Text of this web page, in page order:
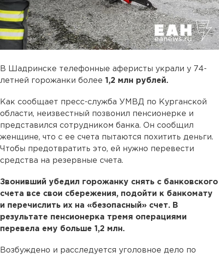
В Шадринске телефонные аферисты украли у 74-
летней горожанки более 1,2 млн рублей.
Как сообщает пресс-служба УМВД по Курганской
области, неизвестный позвонил пенсионерке и
представился сотрудником банка. Он сообщил
женщине, что с ее счета пытаются похитить деньги.
Чтобы предотвратить это, ей нужно перевести
средства на резервные счета.
Звонивший убедил горожанку снять с банковского
счета все свои сбережения, подойти к банкомату
и перечислить их на «безопасный» счет. В
результате пенсионерка тремя операциями
перевела ему больше 1,2 млн.
Возбуждено и расследуется уголовное дело по